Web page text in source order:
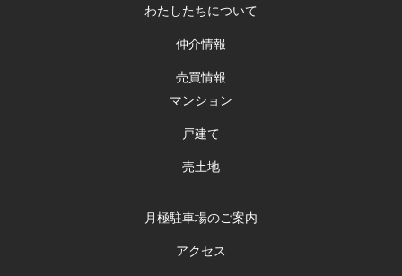
わたしたちについて
仲介情報
売買情報
マンション
戸建て
売土地
月極駐車場のご案内
アクセス